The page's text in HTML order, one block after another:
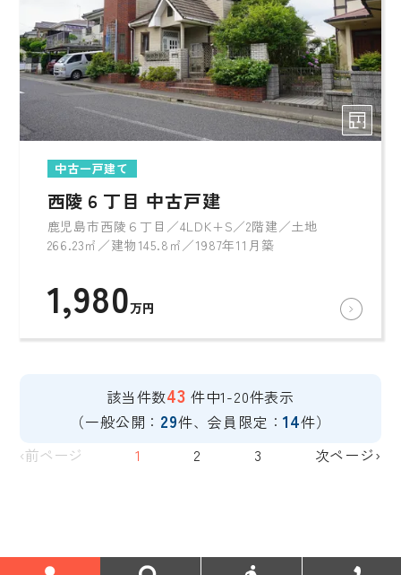
中古一戸建て
西陵６丁目 中古戸建
鹿児島市西陵６丁目／4LDK+S／2階建／土地
266.23㎡／建物145.8㎡／1987年11月築
1,980万円
該当件数43 件中1-20件表示
（一般公開： 29件、会員限定：14件）
‹前ページ
1 2 3 次ページ›